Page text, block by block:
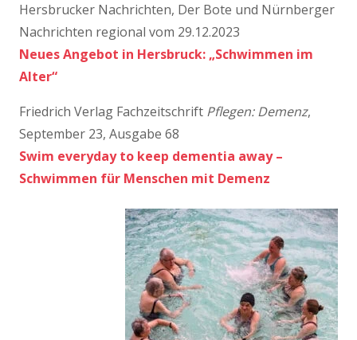
Hersbrucker Nachrichten, Der Bote und Nürnberger
Nachrichten regional vom 29.12.2023
Neues Angebot in Hersbruck: „Schwimmen im
Alter“
Friedrich Verlag Fachzeitschrift Pflegen: Demenz,
September 23, Ausgabe 68
Swim everyday to keep dementia away –
Schwimmen für Menschen mit Demenz